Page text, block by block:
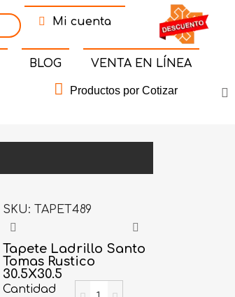
Mi cuenta
BLOG VENTA EN LÍNEA
Productos por Cotizar
SKU TAPET489
Tapete Ladrillo Santo
Tomas Rustico
30.5X30.5
Cantidad